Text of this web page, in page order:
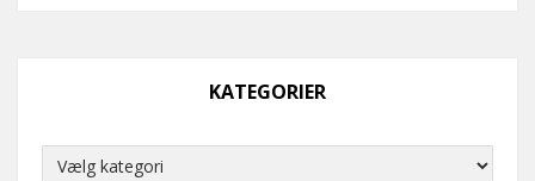
KATEGORIER
Kategorier